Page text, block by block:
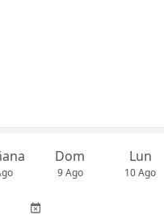
Dom
9 Ago
Lun
10 Ago